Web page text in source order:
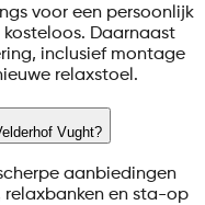
voor een persoonlijk
Daarnaast
inclusief montage
relaxstoel.
Vught?
aanbiedingen
en sta-op